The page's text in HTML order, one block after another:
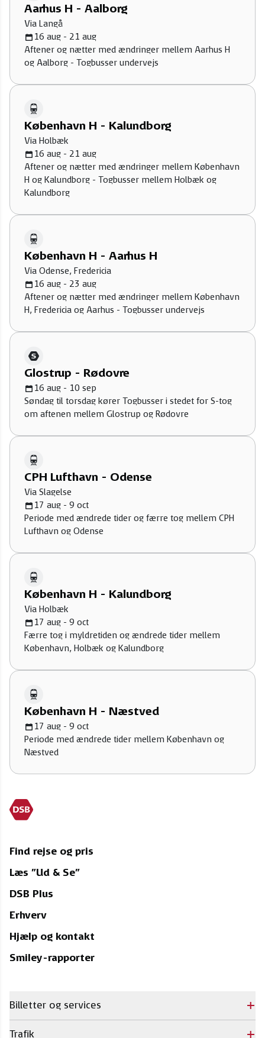
Aarhus H - Aalborg
Via Langå
16 aug - 21 aug
Aftener og nætter med ændringer mellem Aarhus H
og Aalborg - Togbusser undervejs
København H - Kalundborg
Via Holbæk
16 aug - 21 aug
Aftener og nætter med ændringer mellem København
H og Kalundborg - Togbusser mellem Holbæk og
Kalundborg
København H - Aarhus H
Via Odense, Fredericia
16 aug - 23 aug
Aftener og nætter med ændringer mellem København
H, Fredericia og Aarhus - Togbusser undervejs
Glostrup - Rødovre
16 aug - 10 sep
Søndag til torsdag kører Togbusser i stedet for S-tog
om aftenen mellem Glostrup og Rødovre
CPH Lufthavn - Odense
Via Slagelse
17 aug - 9 oct
Periode med ændrede tider og færre tog mellem CPH
Lufthavn og Odense
København H - Kalundborg
Via Holbæk
17 aug - 9 oct
Færre tog i myldretiden og ændrede tider mellem
København, Holbæk og Kalundborg
København H - Næstved
17 aug - 9 oct
Periode med ændrede tider mellem København og
Næstved
Find rejse og pris
Læs "Ud & Se"
DSB Plus
Erhverv
Hjælp og kontakt
Smiley-rapporter
Billetter og services
Trafik